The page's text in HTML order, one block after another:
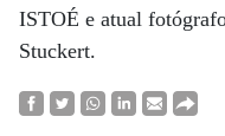
ISTOÉ e atual
Stuckert.